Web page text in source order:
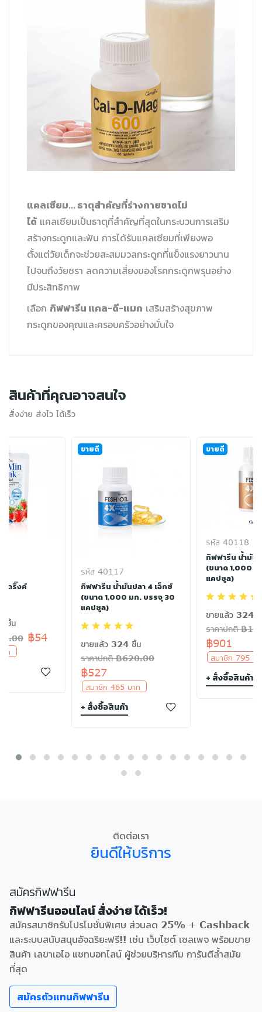
แคลเซียม... ธาตุสำคัญที่ร่างกายขาดไม่
ได้ แคลเซียมเป็นธาตุที่สำคัญที่สุดในกระบวนการเสริม
สร้างกระดูกและฟัน การได้รับแคลเซียมที่เพียงพอ
ตั้งแต่วัยเด็กจะช่วยสะสมมวลกระดูกที่แข็งแรงยาวนาน
ไปจนถึงวัยชรา ลดความเสี่ยงของโรคกระดูกพรุนอย่าง
มีประสิทธิภาพ
เลือก กิฟฟารีน แคล-ดี-แมก เสริมสร้างสุขภาพ
กระดูกของคุณและครอบครัวอย่างมั่นใจ
สินค้าที่คุณอาจสนใจ
สั่งง่าย ส่งไว ได้เร็ว
ดริ๊งค์
ชิ้น
฿54
าท
ขายดี
รหัส 40117
กิฟฟารีน น้ำมันปลา 4 เอ็กซ์
(ขนาด 1,000 มก. บรรจุ 30
แคปซูล)
ขายแล้ว 324 ชิ้น
ราคาปกติ ฿620.00
฿527
สมาชิก 465 บาท
+ สั่งซื้อสินค้า
ขายดี
รหัส 40118
กิฟฟารีน น้ำมัน
(ขนาด 1,000
แคปซูล)
ขายแล้ว 324
ราคาปกติ ฿
฿901
สมาชิก 795
+ สั่งซื้อสินค้า
ติดต่อเรา
ยินดีให้บริการ
สมัครกิฟฟารีน
กิฟฟารีนออนไลน์ สั่งง่าย ได้เร็ว!
สมัครสมาชิกรับโปรโมชั่นพิเศษ ส่วนลด 25% + Cashback
และระบบสนับสนุนอัจฉริยะฟรี!! เช่น เว็บไซต์ เซลเพจ พร้อมขาย
สินค้า เลขาเอไอ แชทบอทไลน์ ผู้ช่วยบริหารทีม การันตีล้ำสมัย
ที่สุด
สมัครตัวแทนกิฟฟารีน